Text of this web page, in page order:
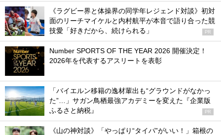
《ラグビー界と体操界の同学年レジェンド対談》初対
面のリーチマイケルと内村航平が本音で語り合った競
技愛「好きだから、続けられる」
PR
Number SPORTS OF THE YEAR 2026 開催決定！
2026年を代表するアスリートを表彰
「バイエルン移籍の逸材輩出も“グラウンドがなかっ
た”…」サガン鳥栖最強アカデミーを変えた『企業版
ふるさと納税』
PR
《山の神対談》「やっぱり“タイパ”がいい！」箱根の